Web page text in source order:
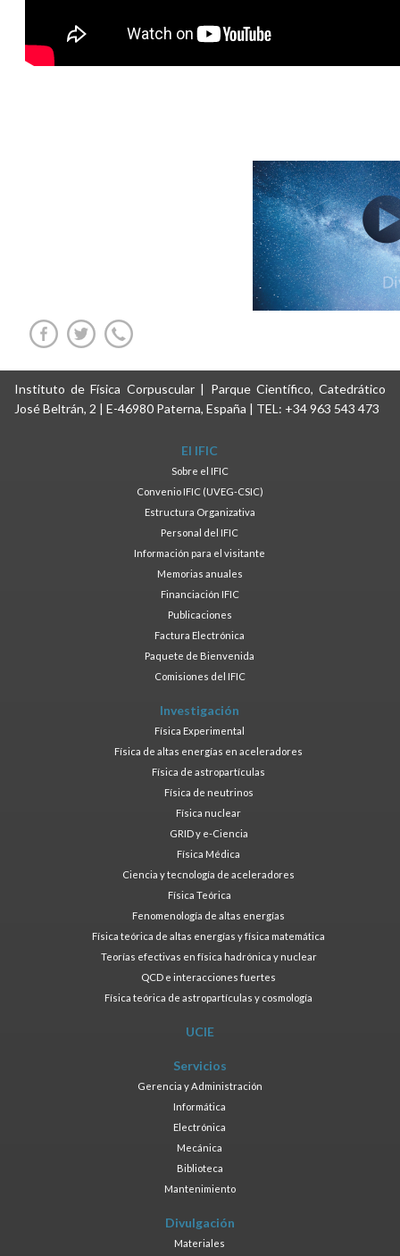
Instituto de Física Corpuscular | Parque Científico, Catedrático
José Beltrán, 2 | E-46980 Paterna, España | TEL: +34 963 543 473
El IFIC
Sobre el IFIC
Convenio IFIC (UVEG-CSIC)
Estructura Organizativa
Personal del IFIC
Información para el visitante
Memorias anuales
Financiación IFIC
Publicaciones
Factura Electrónica
Paquete de Bienvenida
Comisiones del IFIC
Investigación
Física Experimental
Física de altas energías en aceleradores
Física de astropartículas
Física de neutrinos
Física nuclear
GRID y e-Ciencia
Física Médica
Ciencia y tecnología de aceleradores
Física Teórica
Fenomenología de altas energías
Física teórica de altas energías y física matemática
Teorías efectivas en física hadrónica y nuclear
QCD e interacciones fuertes
Física teórica de astropartículas y cosmología
UCIE
Servicios
Gerencia y Administración
Informática
Electrónica
Mecánica
Biblioteca
Mantenimiento
Divulgación
Materiales